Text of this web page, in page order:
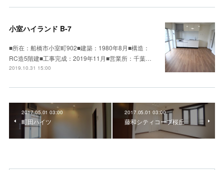
小室ハイランド B-7
■所在：船橋市小室町902■建築：1980年8月■構造：
RC造5階建■工事完成：2019年11月■営業所：千葉…
2019.10.31 15:00
2017.05.01 03:00
町田ハイツ
2017.05.01 03:00
藤和シティコープ桜丘